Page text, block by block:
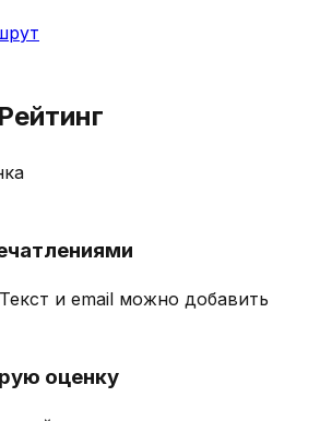
и email можно добавить
оценку